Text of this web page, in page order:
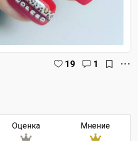
19 1
Оценка Мнение